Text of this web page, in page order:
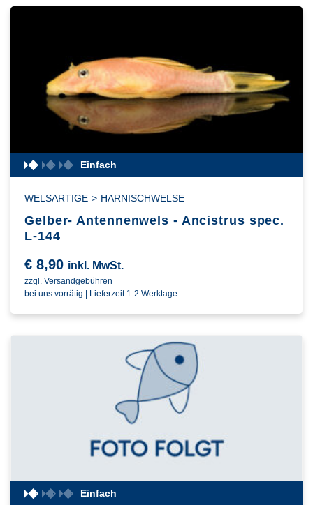
Einfach
WELSARTIGE > HARNISCHWELSE
Gelber- Antennenwels - Ancistrus spec.
L-144
€ 8,90 inkl. MwSt.
zzgl. Versandgebühren
bei uns vorrätig | Lieferzeit 1-2 Werktage
Einfach